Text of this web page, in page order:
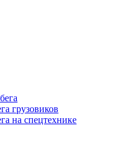
грузовиков
на спецтехнике